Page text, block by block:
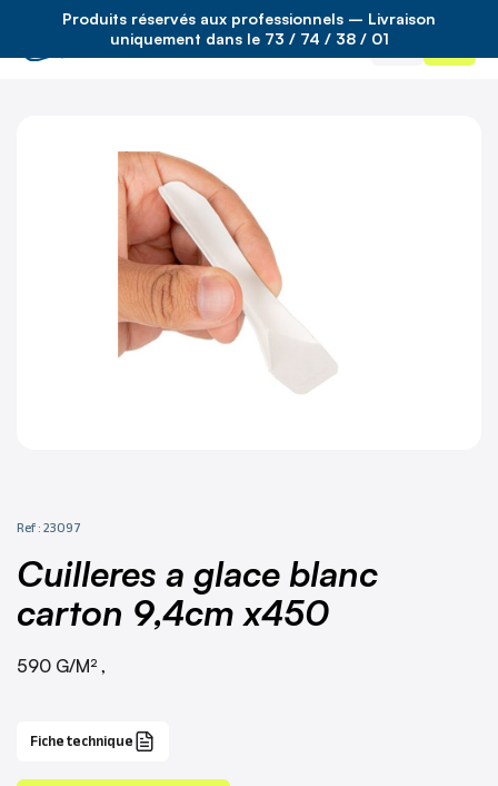
Produits réservés aux professionnels – Livraison
uniquement dans le 73 / 74 / 38 / 01
hotellerie et restauration/
cuilleres a glace blanc carton 9,4cm x450
Ref : 23097
cuilleres a glace blanc
carton 9,4cm x450
590 G/M² ,
Fiche technique